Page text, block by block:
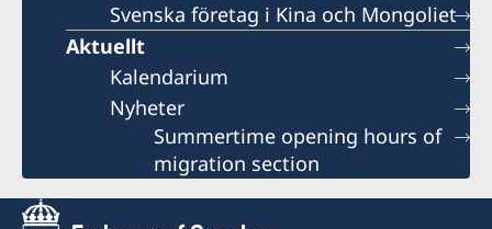
Svenska företag i Kina och Mongoliet
Aktuellt
Kalendarium
Nyheter
Summertime opening hours of
migration section